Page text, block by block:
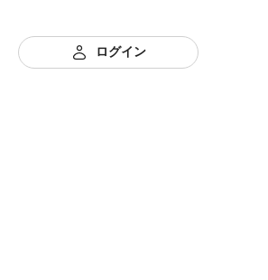
ログイン